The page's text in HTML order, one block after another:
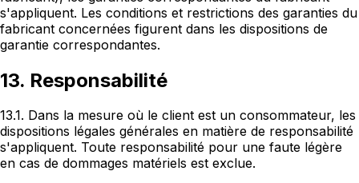
s'appliquent. Les conditions et restrictions des garanties du
fabricant concernées figurent dans les dispositions de
garantie correspondantes.
13. Responsabilité
13.1. Dans la mesure où le client est un consommateur, les
dispositions légales générales en matière de responsabilité
s'appliquent. Toute responsabilité pour une faute légère
en cas de dommages matériels est exclue.